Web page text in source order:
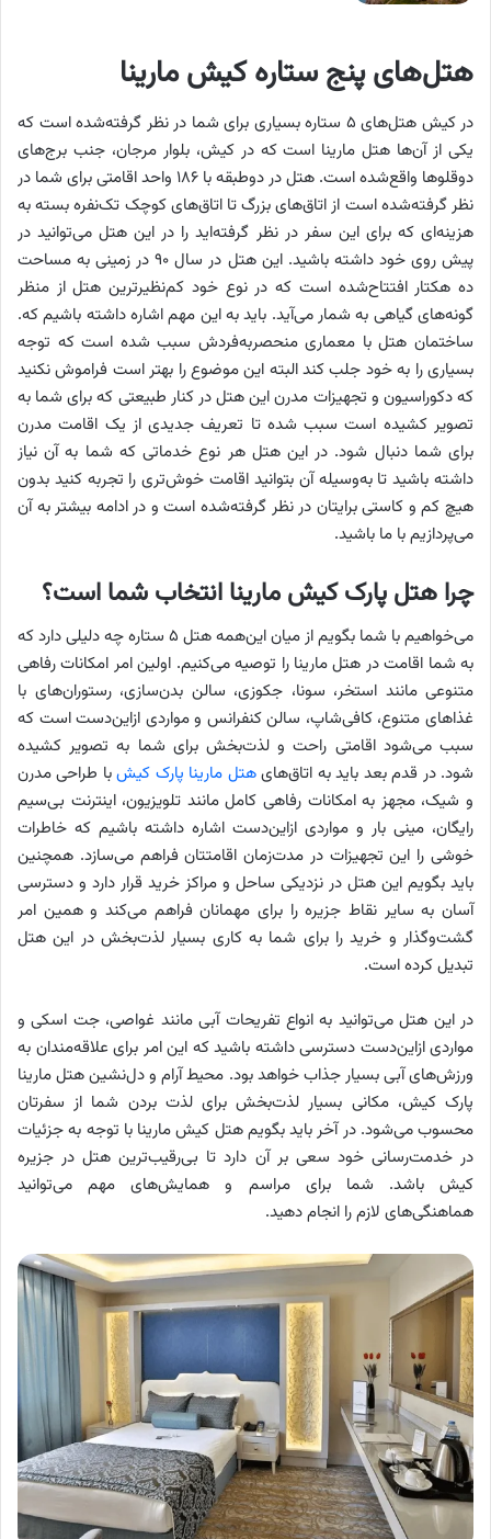
هتل‌های پنج ستاره کیش مارینا
در کیش هتل‌های ۵ ستاره بسیاری برای شما در نظر گرفته‌شده است که
یکی از آن‌ها هتل مارینا است که در کیش، بلوار مرجان، جنب برج‌های
دوقلوها واقع‌شده است. هتل در دوطبقه با ۱۸۶ واحد اقامتی برای شما در
نظر گرفته‌شده است از اتاق‌های بزرگ تا اتاق‌های کوچک تک‌نفره بسته به
هزینه‌ای که برای این سفر در نظر گرفته‌اید را در این هتل می‌توانید در
پیش روی خود داشته باشید. این هتل در سال ۹۰ در زمینی به مساحت
ده هکتار افتتاح‌شده است که در نوع خود کم‌نظیرترین هتل از منظر
گونه‌های گیاهی به شمار می‌آید. باید به این مهم اشاره داشته باشیم که.
ساختمان هتل با معماری منحصربه‌فردش سبب شده است که توجه
بسیاری را به خود جلب کند البته این موضوع را بهتر است فراموش نکنید
که دکوراسیون و تجهیزات مدرن این هتل در کنار طبیعتی که برای شما به
تصویر کشیده است سبب شده تا تعریف جدیدی از یک اقامت مدرن
برای شما دنبال شود. در این هتل هر نوع خدماتی که شما به آن نیاز
داشته باشید تا به‌وسیله آن بتوانید اقامت خوش‌تری را تجربه کنید بدون
هیچ کم و کاستی برایتان در نظر گرفته‌شده است و در ادامه بیشتر به آن
می‌پردازیم با ما باشید.
چرا هتل پارک کیش مارینا انتخاب شما است؟
می‌خواهیم با شما بگویم از میان این‌همه هتل ۵ ستاره چه دلیلی دارد که
به شما اقامت در هتل مارینا را توصیه می‌کنیم. اولین امر امکانات رفاهی
متنوعی مانند استخر، سونا، جکوزی، سالن بدن‌سازی، رستوران‌های با
غذاهای متنوع، کافی‌شاپ، سالن کنفرانس و مواردی ازاین‌دست است که
سبب می‌شود اقامتی راحت و لذت‌بخش برای شما به تصویر کشیده
شود. در قدم بعد باید به اتاق‌هایهتل مارینا پارک کیشبا طراحی مدرن
و شیک، مجهز به امکانات رفاهی کامل مانند تلویزیون، اینترنت بی‌سیم
رایگان، مینی بار و مواردی ازاین‌دست اشاره داشته باشیم که خاطرات
خوشی را این تجهیزات در مدت‌زمان اقامتتان فراهم می‌سازد. همچنین
باید بگویم این هتل در نزدیکی ساحل و مراکز خرید قرار دارد و دسترسی
آسان به سایر نقاط جزیره را برای مهمانان فراهم می‌کند و همین امر
گشت‌وگذار و خرید را برای شما به کاری بسیار لذت‌بخش در این هتل
تبدیل کرده است.
در این هتل می‌توانید به انواع تفریحات آبی مانند غواصی، جت اسکی و
مواردی ازاین‌دست دسترسی داشته باشید که این امر برای علاقه‌مندان به
ورزش‌های آبی بسیار جذاب خواهد بود. محیط آرام و دل‌نشین هتل مارینا
پارک کیش، مکانی بسیار لذت‌بخش برای لذت بردن شما از سفرتان
محسوب می‌شود. در آخر باید بگویم هتل کیش مارینا با توجه به جزئیات
در خدمت‌رسانی خود سعی بر آن دارد تا بی‌رقیب‌ترین هتل در جزیره
کیش باشد. شما برای مراسم و همایش‌های مهم می‌توانید
هماهنگی‌های لازم را انجام دهید.